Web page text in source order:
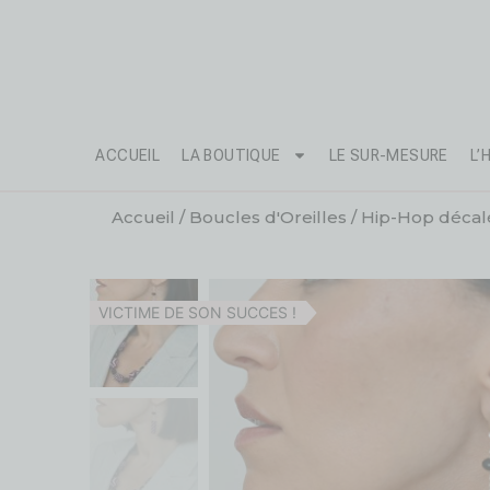
ACCUEIL LA BOUTIQUE LE SUR-MESURE
Accueil / Boucles d'Oreilles / Hip-Hop
VICTIME DE SON SUCCES !